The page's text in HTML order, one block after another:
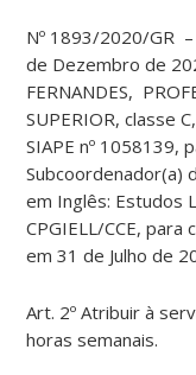
Nº 1893/2020/GR
de Dezembro de
FERNANDES,
SUPERIOR, classe
SIAPE nº 1058139,
Subcoordenador(a)
em Inglês: Estudos
CPGIELL/CCE,
em 31 de Julho de
Art. 2º Atribuir à
horas semanais.